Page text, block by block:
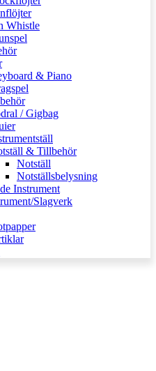
Whistle
& Piano
/ Gigbag
& Tillbehör
Notställ
Notställsbelysning
Instrument
Slagverk